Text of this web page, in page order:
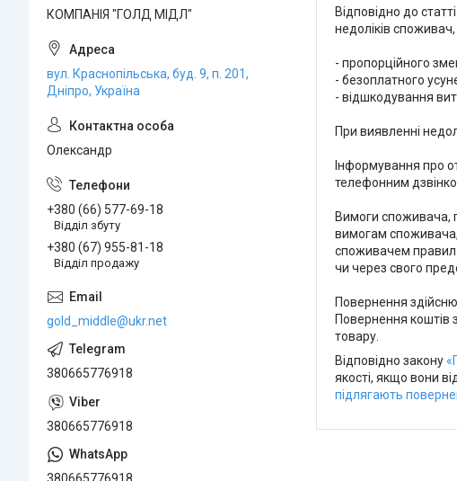
Відповідно до
недоліків
- пропорційного
- безоплатного
- відшкодування
При виявленні
Інформування про
телефонним
Вимоги споживача,
вимогам споживача,
споживачем правил
чи через свого
Повернення
Повернення коштів
товару.
Відповідно закону
якості, якщо вони
підлягають
КОМПАНІЯ "ГОЛД МІДЛ"
вул. Краснопільська, буд. 9, п. 201,
Дніпро, Україна
Олександр
+380 (66) 577-69-18
Відділ збуту
+380 (67) 955-81-18
Відділ продажу
gold_middle@ukr.net
380665776918
380665776918
380665776918